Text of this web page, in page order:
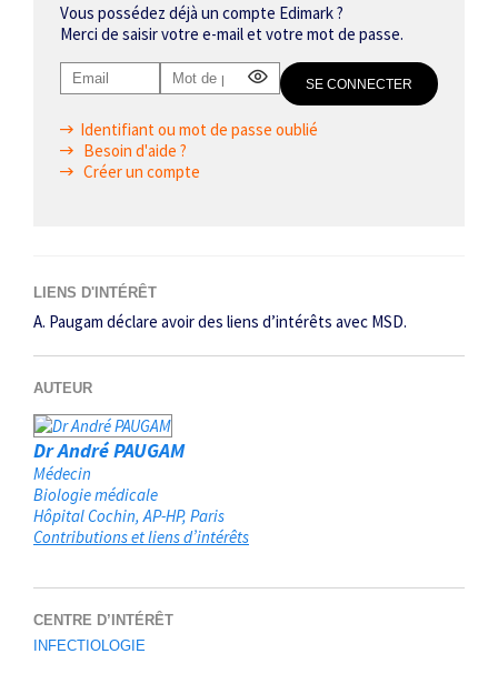
Vous possédez déjà un compte Edimark ?
Merci de saisir votre e-mail et votre mot de passe.
Identifiant ou mot de passe oublié
Besoin d'aide ?
Créer un compte
LIENS D'INTÉRÊT
A. Paugam déclare avoir des liens d’intérêts avec MSD.
AUTEUR
Dr André PAUGAM
Médecin
Biologie médicale
Hôpital Cochin, AP-HP Paris
Contributions et liens d’intérêts
CENTRE D’INTÉRÊT
INFECTIOLOGIE